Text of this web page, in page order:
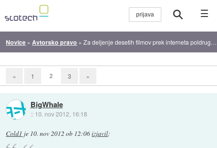
☰
Novice » Avtorsko pravo »Za deljenje desetih filmov prek interneta poldrugi milijon dolarjev kazni
« 1 2 3 »
BigWhale
:: 10. nov 2012, 16:18
Cold1 je 10. nov 2012 ob 12:06izjavil: